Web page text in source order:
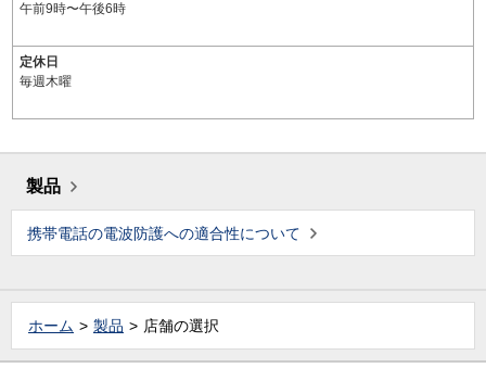
午前9時〜午後6時
定休日
毎週木曜
製品
携帯電話の電波防護への適合性について
ホーム 製品 店舗の選択